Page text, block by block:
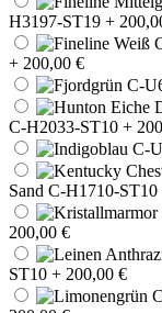
H3197-ST19 +
+ 200,00 €
C-H2033-ST10 +
Sand C-H1710-ST10
200,00 €
ST10 + 200,00 €